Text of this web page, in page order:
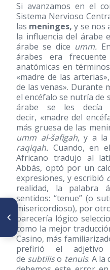
Si avanzamos en el
Sistema Nervioso
las meninges,y se nos
la influencia del árabe
árabe se dice umm.
árabes era
anatómicas en
«madre de las
de las venas». Durante
el encéfalo se nutría de
árabe se les decía
decir, «madre del
más gruesa de las
umm al-šafigah, y a la
raqiqah. Cuando, en
Africano tradujo al
Abbás, optó por un
expresiones, y escribió
realidad, la palabra
sentidos: “tenue” (o
misericordioso), por
parecería lógico
como la mejor
Casino, más
prefirió el
de subtiliso tenuis. A la
ARTÍCULO ANTERIOR
Nuestro adiós a Francisco
Herrera: Reminiscencias